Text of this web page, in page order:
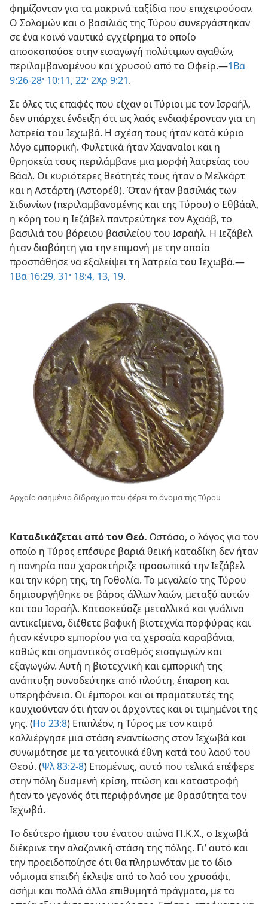
φημίζονταν για τα μακρινά ταξίδια που επιχειρούσαν.
Ο Σολομών και ο βασιλιάς της Τύρου συνεργάστηκαν
σε ένα κοινό ναυτικό εγχείρημα το οποίο
αποσκοπούσε στην εισαγωγή πολύτιμων αγαθών,
περιλαμβανομένου και χρυσού από το Οφείρ.—1Βα
9:26-28· 10:11, 22· 2Χρ 9:21.
Σε όλες τις επαφές που είχαν οι Τύριοι με τον Ισραήλ,
δεν υπάρχει ένδειξη ότι ως λαός ενδιαφέρονταν για τη
λατρεία του Ιεχωβά. Η σχέση τους ήταν κατά κύριο
λόγο εμπορική. Φυλετικά ήταν Χαναναίοι και η
θρησκεία τους περιλάμβανε μια μορφή λατρείας του
Βάαλ. Οι κυριότερες θεότητές τους ήταν ο Μελκάρτ
και η Αστάρτη (Αστορέθ). Όταν ήταν βασιλιάς των
Σιδωνίων (περιλαμβανομένης και της Τύρου) ο Εθβάαλ,
η κόρη του η Ιεζάβελ παντρεύτηκε τον Αχαάβ, το
βασιλιά του βόρειου βασιλείου του Ισραήλ. Η Ιεζάβελ
ήταν διαβόητη για την επιμονή με την οποία
προσπάθησε να εξαλείψει τη λατρεία του Ιεχωβά.—
1Βα 16:29, 31· 18:4, 13, 19.
Αρχαίο ασημένιο δίδραχμο που φέρει το όνομα της Τύρου
Καταδικάζεται από τον Θεό. Ωστόσο, ο λόγος για τον
οποίο η Τύρος επέσυρε βαριά θεϊκή καταδίκη δεν ήταν
η πονηρία που χαρακτήριζε προσωπικά την Ιεζάβελ
και την κόρη της, τη Γοθολία. Το μεγαλείο της Τύρου
δημιουργήθηκε σε βάρος άλλων λαών, μεταξύ αυτών
και του Ισραήλ. Κατασκεύαζε μεταλλικά και γυάλινα
αντικείμενα, διέθετε βαφική βιοτεχνία πορφύρας και
ήταν κέντρο εμπορίου για τα χερσαία καραβάνια,
καθώς και σημαντικός σταθμός εισαγωγών και
εξαγωγών. Αυτή η βιοτεχνική και εμπορική της
ανάπτυξη συνοδεύτηκε από πλούτη, έπαρση και
υπερηφάνεια. Οι έμποροι και οι πραματευτές της
καυχιούνταν ότι ήταν οι άρχοντες και οι τιμημένοι της
γης. (Ησ 23:8) Επιπλέον, η Τύρος με τον καιρό
καλλιέργησε μια στάση εναντίωσης στον Ιεχωβά και
συνωμότησε με τα γειτονικά έθνη κατά του λαού του
Θεού. (Ψλ 83:2-8) Επομένως, αυτό που τελικά επέφερε
στην πόλη δυσμενή κρίση, πτώση και καταστροφή
ήταν το γεγονός ότι περιφρόνησε με θρασύτητα τον
Ιεχωβά.
Το δεύτερο ήμισυ του ένατου αιώνα Π.Κ.Χ., ο Ιεχωβά
διέκρινε την αλαζονική στάση της πόλης. Γι’ αυτό και
την προειδοποίησε ότι θα πληρωνόταν με το ίδιο
νόμισμα επειδή έκλεψε από το λαό του χρυσάφι,
ασήμι και πολλά άλλα επιθυμητά πράγματα, με τα